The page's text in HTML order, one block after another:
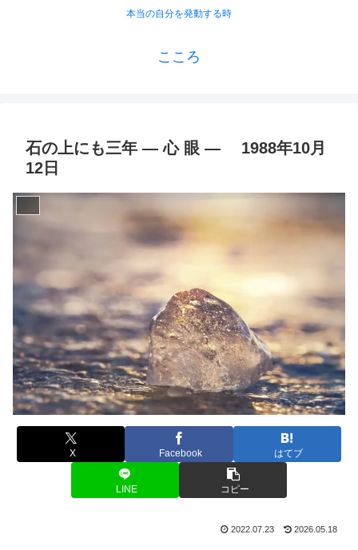
本当の自分を発動する時
こころ
石の上にも三年 ― 心 眼 ― 1988年10月
12日
X Facebook はてブ
LINE コピー
2022.07.23 2026.05.18